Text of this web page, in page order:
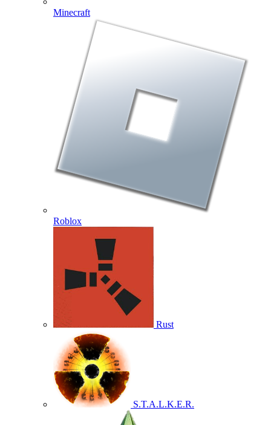
Minecraft
Roblox
Rust
S.T.A.L.K.E.R.